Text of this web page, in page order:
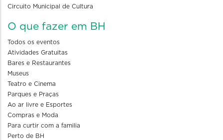
Circuito Municipal de Cultura
O que fazer em BH
Todos os eventos
Atividades Gratuitas
Bares e Restaurantes
Museus
Teatro e Cinema
Parques e Praças
Ao ar livre e Esportes
Compras e Moda
Para curtir com a familia
Perto de BH